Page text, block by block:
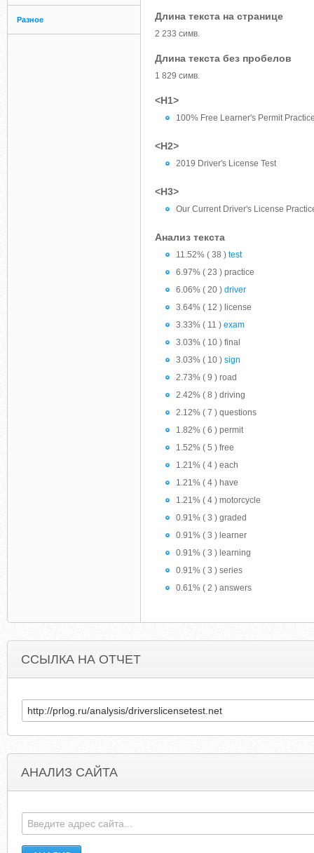
Разное Длина текста на странице
2 233 симв.
Длина текста без пробелов
1 829 симв.
<H1>
100% Free Learner's Permit
<H2>
2019 Driver's License Test
<H3>
Our Current Driver's License
Анализ текста
11.52% ( 38 ) test
6.97% ( 23 ) practice
6.06% ( 20 ) driver
3.64% ( 12 ) license
3.33% ( 11 ) exam
3.03% ( 10 ) final
3.03% ( 10 ) sign
2.73% ( 9 ) road
2.42% ( 8 ) driving
2.12% ( 7 ) questions
1.82% ( 6 ) permit
1.52% ( 5 ) free
1.21% ( 4 ) each
1.21% ( 4 ) have
1.21% ( 4 ) motorcycle
0.91% ( 3 ) graded
0.91% ( 3 ) learner
0.91% ( 3 ) learning
0.91% ( 3 ) series
0.61% ( 2 ) answers
ССЫЛКА НА ОТЧЕТ
АНАЛИЗ САЙТА